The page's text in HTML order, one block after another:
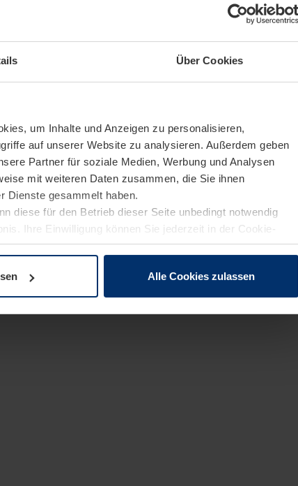
Über Cookies
um Inhalte und Anzeigen zu personalisieren,
auf unserer Website zu analysieren. Außerdem geben
Partner für soziale Medien, Werbung und Analysen
mit weiteren Daten zusammen, die Sie ihnen
Dienste gesammelt haben.
diese für den Betrieb dieser Seite unbedingt notwendig
Ihre Einwilligung können Sie jederzeit in der Cookie-
ändern oder widerrufen.
Alle Cookies zulassen